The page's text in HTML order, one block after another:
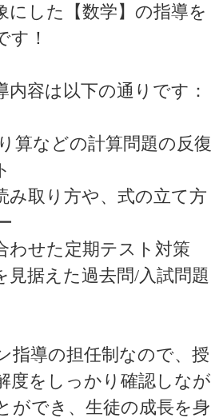
にした【数学】の指導を
す！
内容は以下の通りです：
算などの計算問題の反復
み取り方や、式の立て方
わせた定期テスト対策
見据えた過去問/入試問題
指導の担任制なので、授
度をしっかり確認しなが
ができ、生徒の成長を身